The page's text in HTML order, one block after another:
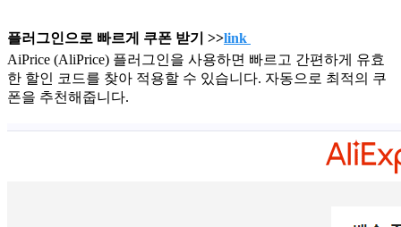
플러그인으로 빠르게 쿠폰 받기 >>link
AiPrice (AliPrice) 플러그인을 사용하면 빠르고 간편하게 유효
한 할인 코드를 찾아 적용할 수 있습니다. 자동으로 최적의 쿠
폰을 추천해줍니다.